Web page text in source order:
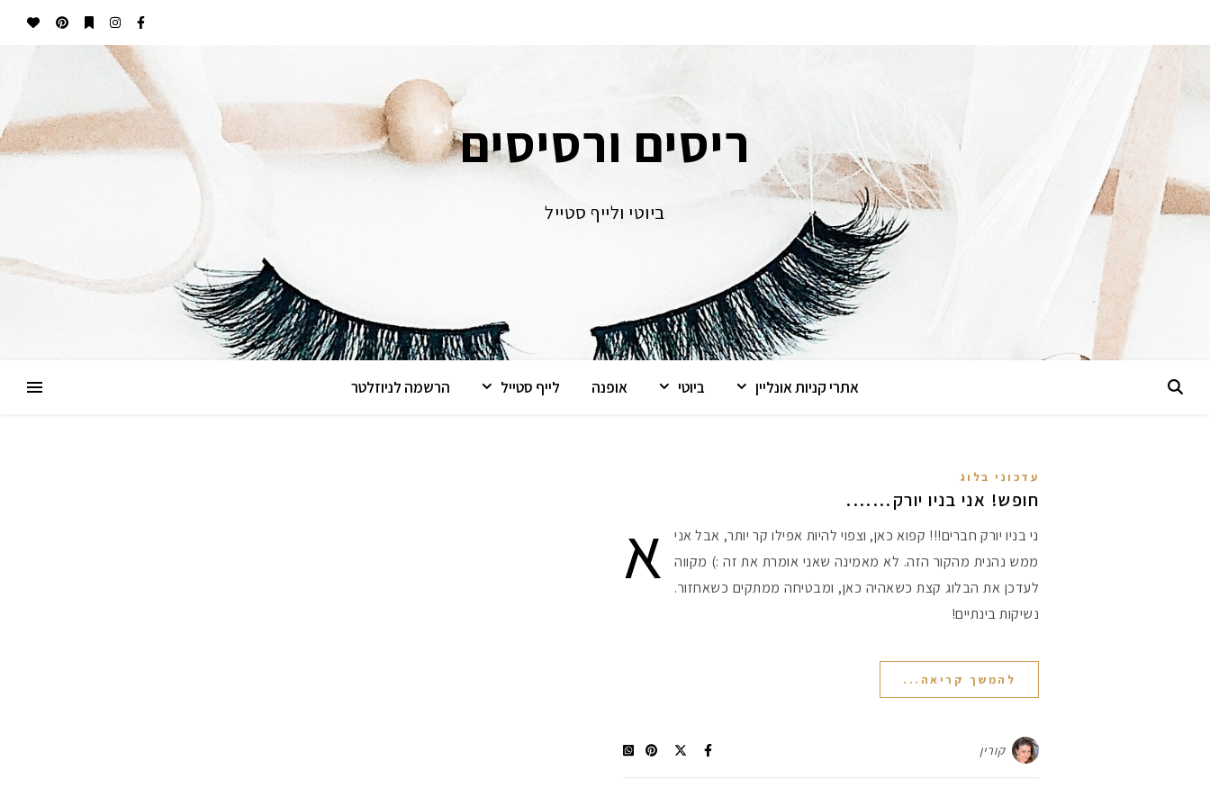
ריסים ורסיסים
ביוטי ולייף סטייל
אתרי קניות אונליין ביוטי אופנה לייף סטייל הרשמה לניוזלטר
עדכוני בלוג
חופש! אני בניו יורק…….
א
ני בניו יורק חברים!!! קפוא כאן, וצפוי להיות אפילו קר יותר, אבל אני
ממש נהנית מהקור הזה. לא מאמינה שאני אומרת את זה :) מקווה
לעדכן את הבלוג קצת כשאהיה כאן, ומבטיחה ממתקים כשאחזור.
נשיקות בינתיים!
להמשך קריאה...
קורין